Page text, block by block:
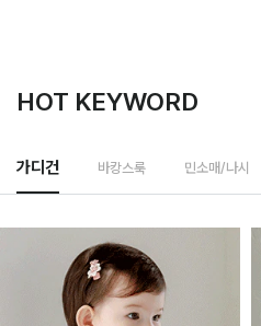
HOT KEYWORD
가디건 바캉스룩 민소매/나시